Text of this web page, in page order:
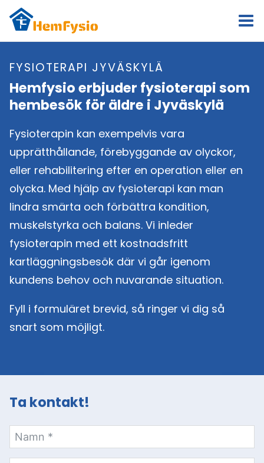
Skip
content
FYSIOTERAPI JYVÄSKYLÄ
Hemfysio erbjuder fysioterapi som
hembesök för äldre i Jyväskylä
Fysioterapin kan exempelvis vara
upprätthållande, förebyggande av olyckor,
eller rehabilitering efter en operation eller en
olycka. Med hjälp av fysioterapi kan man
lindra smärta och förbättra kondition,
muskelstyrka och balans. Vi inleder
fysioterapin med ett kostnadsfritt
kartläggningsbesök där vi går igenom
kundens behov och nuvarande situation.
Fyll i formuläret brevid, så ringer vi dig så
snart som möjligt.
Ta kontakt!